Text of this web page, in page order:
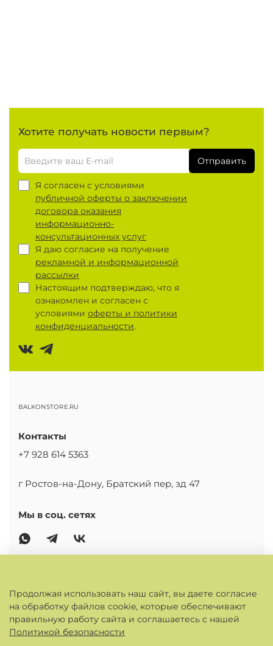
Хотите получать новости первым?
Отправить
Я согласен с условиями
публичной оферты о заключении
договора оказания
информационно-
консультационных услуг
Я даю согласие на получение
рекламной и информационной
рассылки
Настоящим подтверждаю, что я
ознакомлен и согласен с
условиями оферты и политики
конфиденциальности.
BALKONSTORE.RU
КАБИНЕТ
Контакты
+7 928 614 5363
г Ростов-на-Дону, Братский пер, зд 47
Мы в соц. сетях
Продолжая использовать наш сайт, вы даете согласие
на обработку файлов cookie, которые обеспечивают
правильную работу сайта и соглашаетесь с нашей
Политикой безопасности